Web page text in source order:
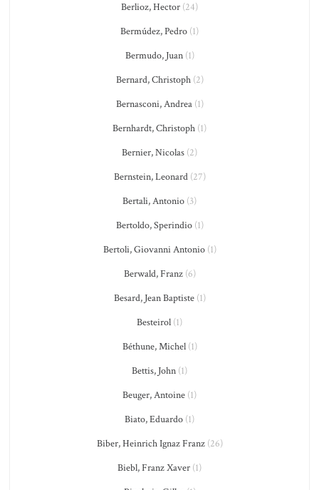
Berlioz, Hector (24)
Bermúdez, Pedro (1)
Bermudo, Juan(1)
Bernard, Christoph(2)
Bernasconi, Andrea(1)
Bernhardt, Christoph (1)
Bernier, Nicolas (2)
Bernstein, Leonard(27)
Bertali, Antonio (3)
Bertoldo, Sperindio(1)
Bertoli, Giovanni Antonio(1)
Berwald, Franz(6)
Besard, Jean Baptiste(1)
Besteirol (1)
Béthune, Michel(1)
Bettis, John (1)
Beuger, Antoine (1)
Biato, Eduardo (1)
Biber, Heinrich Ignaz Franz(26)
Biebl, Franz Xaver (1)